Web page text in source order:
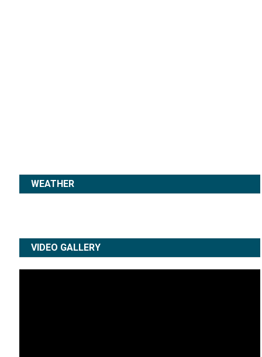
WEATHER
VIDEO GALLERY